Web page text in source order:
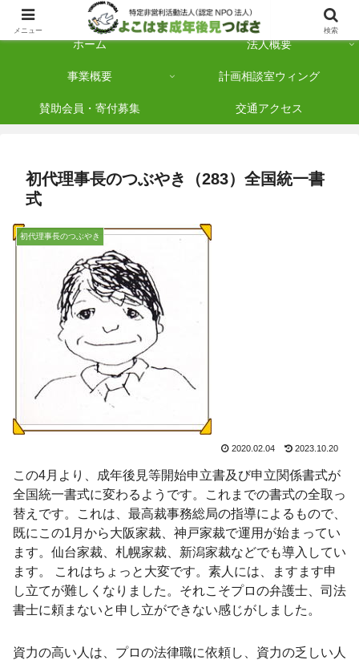
横浜市保土ケ谷区を拠点に「法人後見」を多数手がけている認定NPO法人です
ホーム 法人概要
事業概要 計画相談室ウィング
賛助会員・寄付募集 交通アクセス
初代理事長のつぶやき（283）全国統一書
式
初代理事長のつぶやき
2020.02.04 2023.10.20
この4月より、成年後見等開始申立書及び申立関係書式が
全国統一書式に変わるようです。これまでの書式の全取っ
替えです。これは、最高裁事務総局の指導によるもので、
既にこの1月から大阪家裁、神戸家裁で運用が始まってい
ます。仙台家裁、札幌家裁、新潟家裁などでも導入してい
ます。 これはちょっと大変です。素人には、ますます申
し立てが難しくなりました。それこそプロの弁護士、司法
書士に頼まないと申し立ができない感じがしました。
資力の高い人は、プロの法律職に依頼し、資力の乏しい人
メニュー 検索